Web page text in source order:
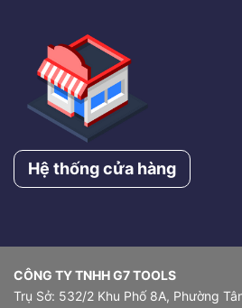
Hệ thống cửa hàng
CÔNG TY TNHH G7 TOOLS
Trụ Sở: 532/2 Khu Phố 8A, Phường